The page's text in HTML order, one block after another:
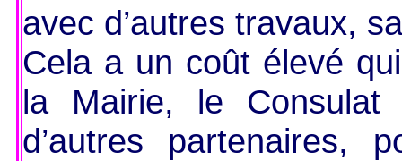
avec d’autres travaux,
Cela a un coût élevé
la Mairie, le
d’autres partenaires,